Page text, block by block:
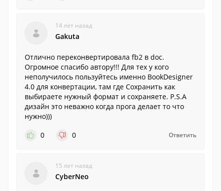
14 лет назад
Gakuta
Отлично переконвертировала fb2 в doc.
Огромное спасибо автору!!! Для тех у кого
неполучилось пользуйтесь именно BookDesigner
4.0 для конвертации, там где Сохранить как
выбираете нужный формат и сохраняете. P.S.А
дизайн это неважно когда прога делает то что
нужно)))
0
0 Ответить
15 лет назад
CyberNeo